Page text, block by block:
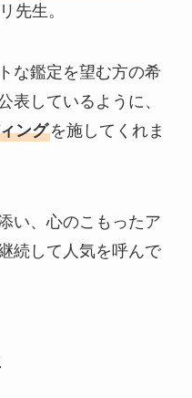
先生。
な鑑定を望む方の希
表しているように、
ングを施してくれま
い、心のこもったア
続して人気を呼んで